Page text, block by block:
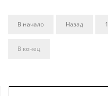
В начало Назад 1
В конец